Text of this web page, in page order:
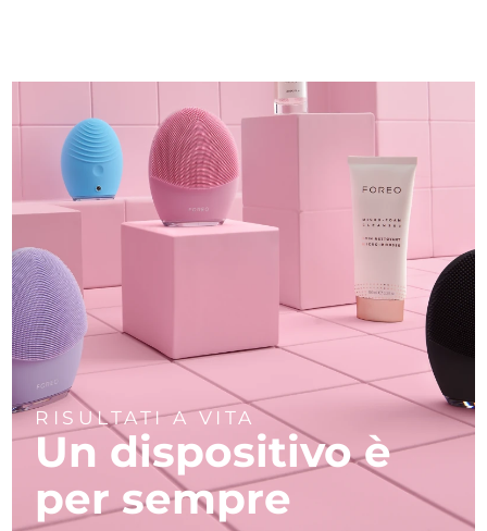
RISULTATI A VITA
Un dispositivo è
per sempre